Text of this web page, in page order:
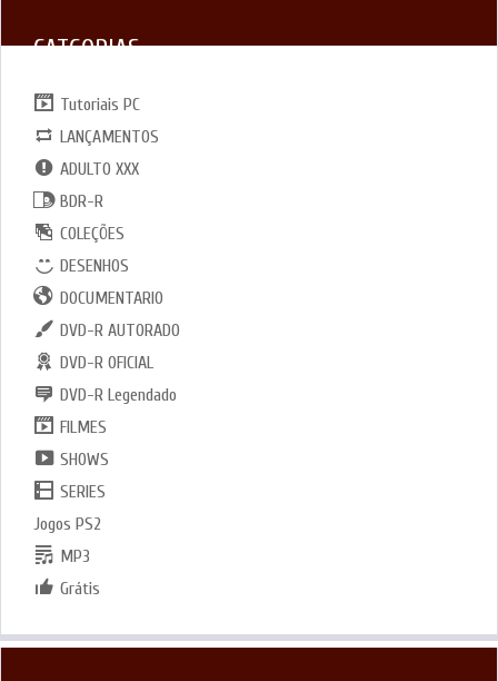
CATGORIAS
Tutoriais PC
LANÇAMENTOS
ADULTO XXX
BDR-R
COLEÇÕES
DESENHOS
DOCUMENTARIO
DVD-R AUTORADO
DVD-R OFICIAL
DVD-R Legendado
FILMES
SHOWS
SERIES
Jogos PS2
MP3
Grátis